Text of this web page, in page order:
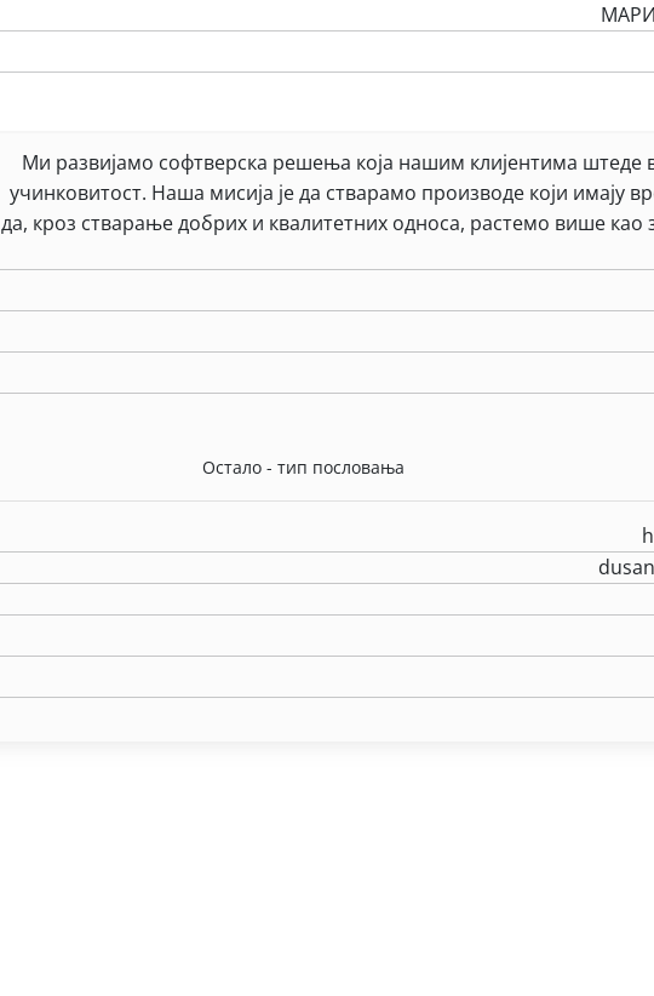
Ми развијамо софтверска решења која нашим клијентима штеде
учинковитост. Наша мисија је да стварамо производе који имају
да, кроз стварање добрих и квалитетних односа, растемо више као
Остало - тип пословања